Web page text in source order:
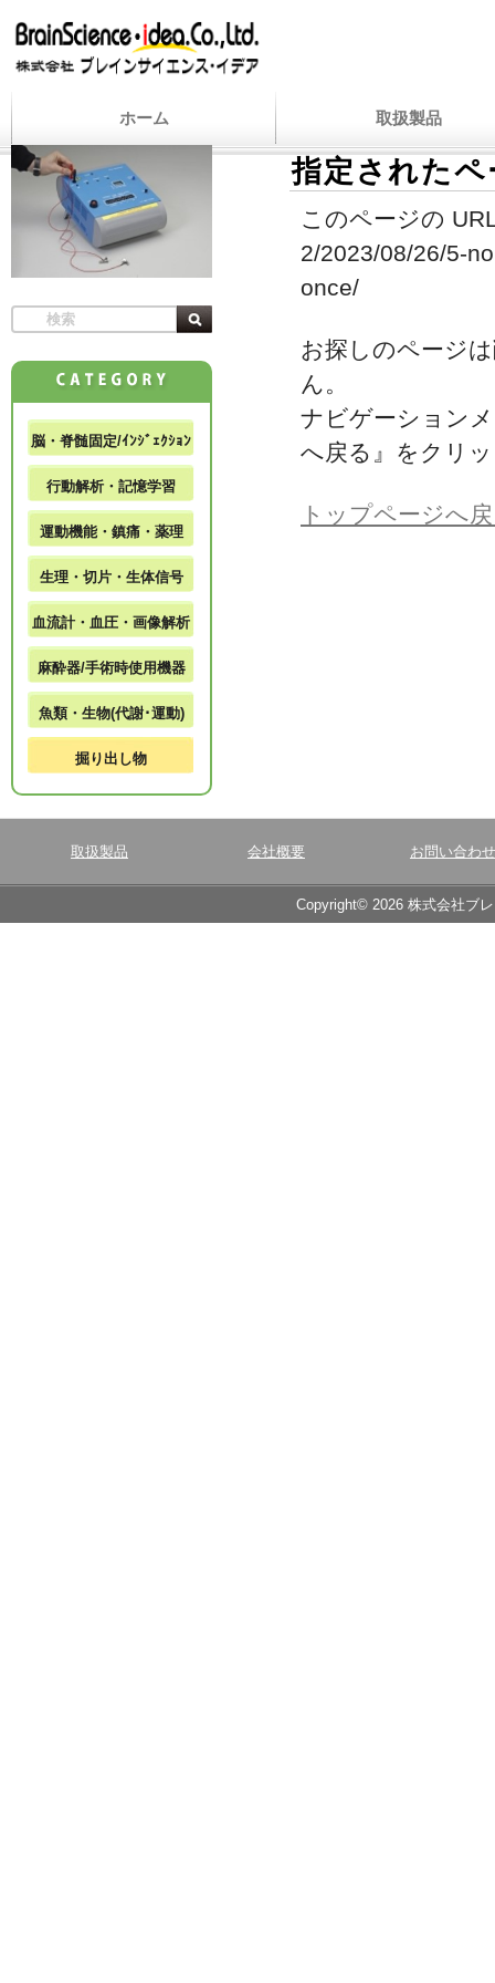
ホーム 取扱製品
指定された
このページの
2/2023/08/26/5-
once/
お探しのページ
ん。
ナビゲーション
へ戻る』をクリ
トップページへ
脳・脊髄固定/ｲﾝｼﾞｪｸｼｮﾝ
行動解析・記憶学習
運動機能・鎮痛・薬理
生理・切片・生体信号
血流計・血圧・画像解析
麻酔器/手術時使用機器
魚類・生物(代謝･運動)
掘り出し物
取扱製品 会社概要 お問い合わせ
Copyright© 2026 株式会社ブ